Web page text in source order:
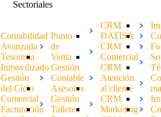
Contabilidad
Avanzada
Tesorería
Inmovilizado
Gestión
del Ciclo
Comercial
Facturación
Sectoriales
Punto
de
Venta
Gestión
Contable
Asesores
Gestión
Talleres
CRM
DATISA
CRM
Comercial
CRM
Atención
al cliente
CRM
Marketing